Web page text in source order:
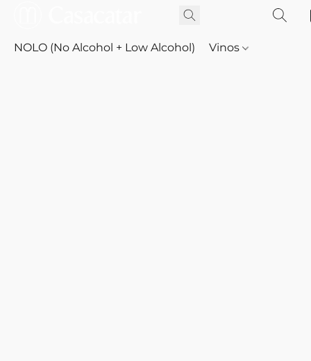
NOLO (No Alcohol + Low Alcohol) Vinos